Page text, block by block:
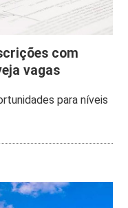
com
vagas
para níveis